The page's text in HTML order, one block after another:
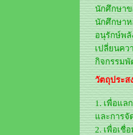
นักศึกษา
นักศึกษา
อนุรักษ์พ
เปลี่ยนคว
กิจกรรมพั
วัตถุประส
1. เพื่อแล
และการ
2. เพื่อเชื่